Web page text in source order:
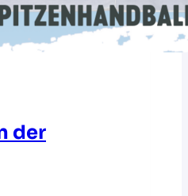
der